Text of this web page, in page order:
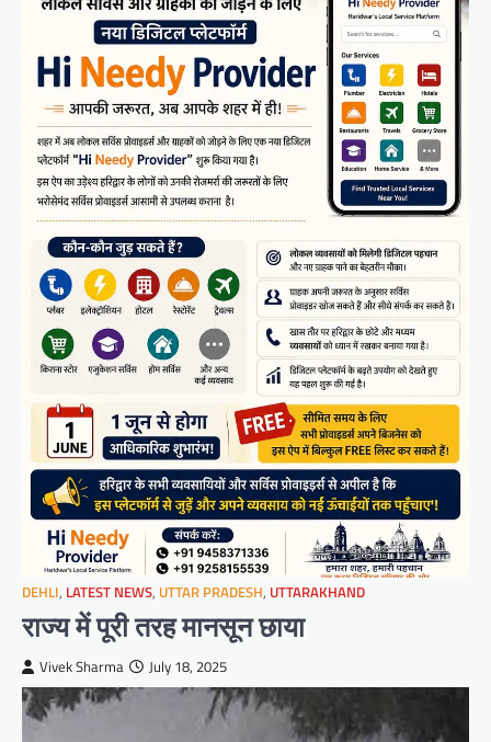
DEHLI, LATEST NEWS, UTTAR PRADESH, UTTARAKHAND
राज्य में पूरी तरह मानसून छाया
Vivek Sharma July 18, 2025